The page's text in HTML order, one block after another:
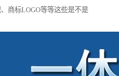
商标LOGO等等这些是不是